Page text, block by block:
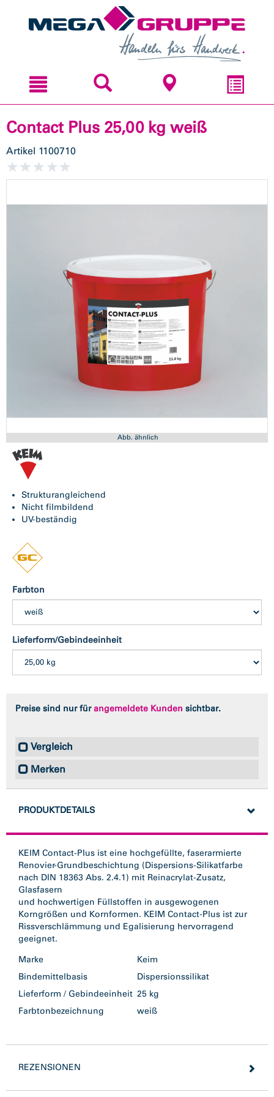
Contact Plus 25,00 kg weiß
Artikel 1100710
Abb. ähnlich
Strukturangleichend
Nicht filmbildend
UV-beständig
Farbton
Lieferform/Gebindeeinheit
Preise sind nur fürangemeldete Kunden sichtbar.
Vergleich
Merken
PRODUKTDETAILS
KEIM Contact-PIus ist eine hochgefüllte, faserarmierte
Renovier-Grundbeschichtung (Dispersions-Silikatfarbe
nach DIN 18363 Abs. 2.4.1) mit Reinacrylat-Zusatz,
Glasfasern
und hochwertigen Füllstoffen in ausgewogenen
Korngrößen und Kornformen. KEIM Contact-Plus ist zur
Rissverschlämmung und Egalisierung hervorragend
geeignet.
Marke
Keim
Bindemittelbasis
Dispersionssilikat
Lieferform / Gebindeeinheit 25 kg
Farbtonbezeichnung
weiß
REZENSIONEN